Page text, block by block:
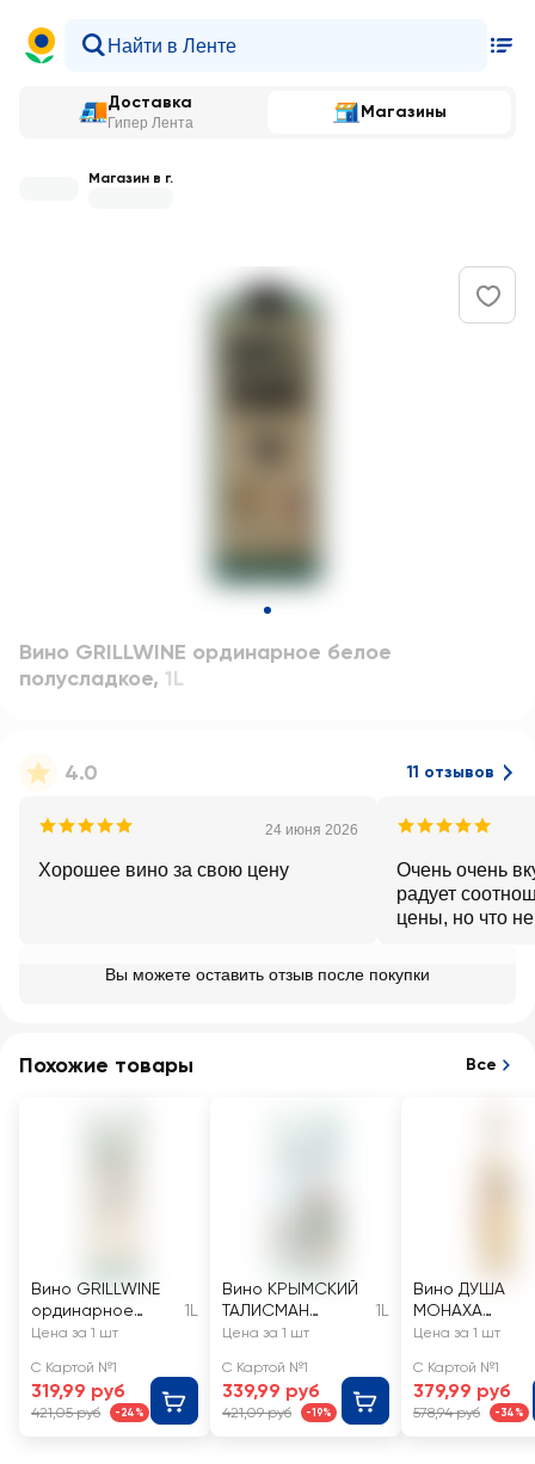
Доставка
Гипер Лента
Магазины
Магазин в г.
Вино GRILLWINE ординарное белое
полусладкое, 1L
4.0 11 отзывов
24 июня 2026
Хорошее вино за свою цену
Очень очень
радует
цены, но что
Вы можете оставить отзыв после покупки
Похожие товары Все
Вино GRILLWINE
ординарное
белое сухое
1L
Цена за 1 шт
С Картой №1
319,99 руб
421,05 руб -24%
Вино КРЫМСКИЙ
ТАЛИСМАН
ординарное
полусладкое
1L
Цена за 1 шт
С Картой №1
339,99 руб
421,09 руб -19%
Вино ДУША
МОНАХА
ординарное
полусладкое
Цена за 1 шт
С Картой №1
379,99 руб
578,94 руб -34%